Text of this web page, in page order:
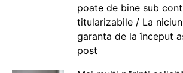
poate de bine sub
titularizabile / La
garanta de la început
post